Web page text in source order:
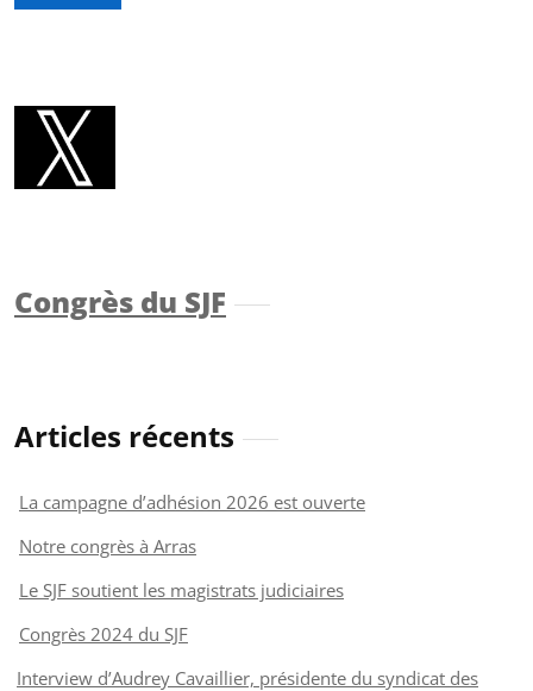
Congrès du SJF
Articles récents
La campagne d’adhésion 2026 est ouverte
Notre congrès à Arras
Le SJF soutient les magistrats judiciaires
Congrès 2024 du SJF
Interview d’Audrey Cavaillier, présidente du syndicat des